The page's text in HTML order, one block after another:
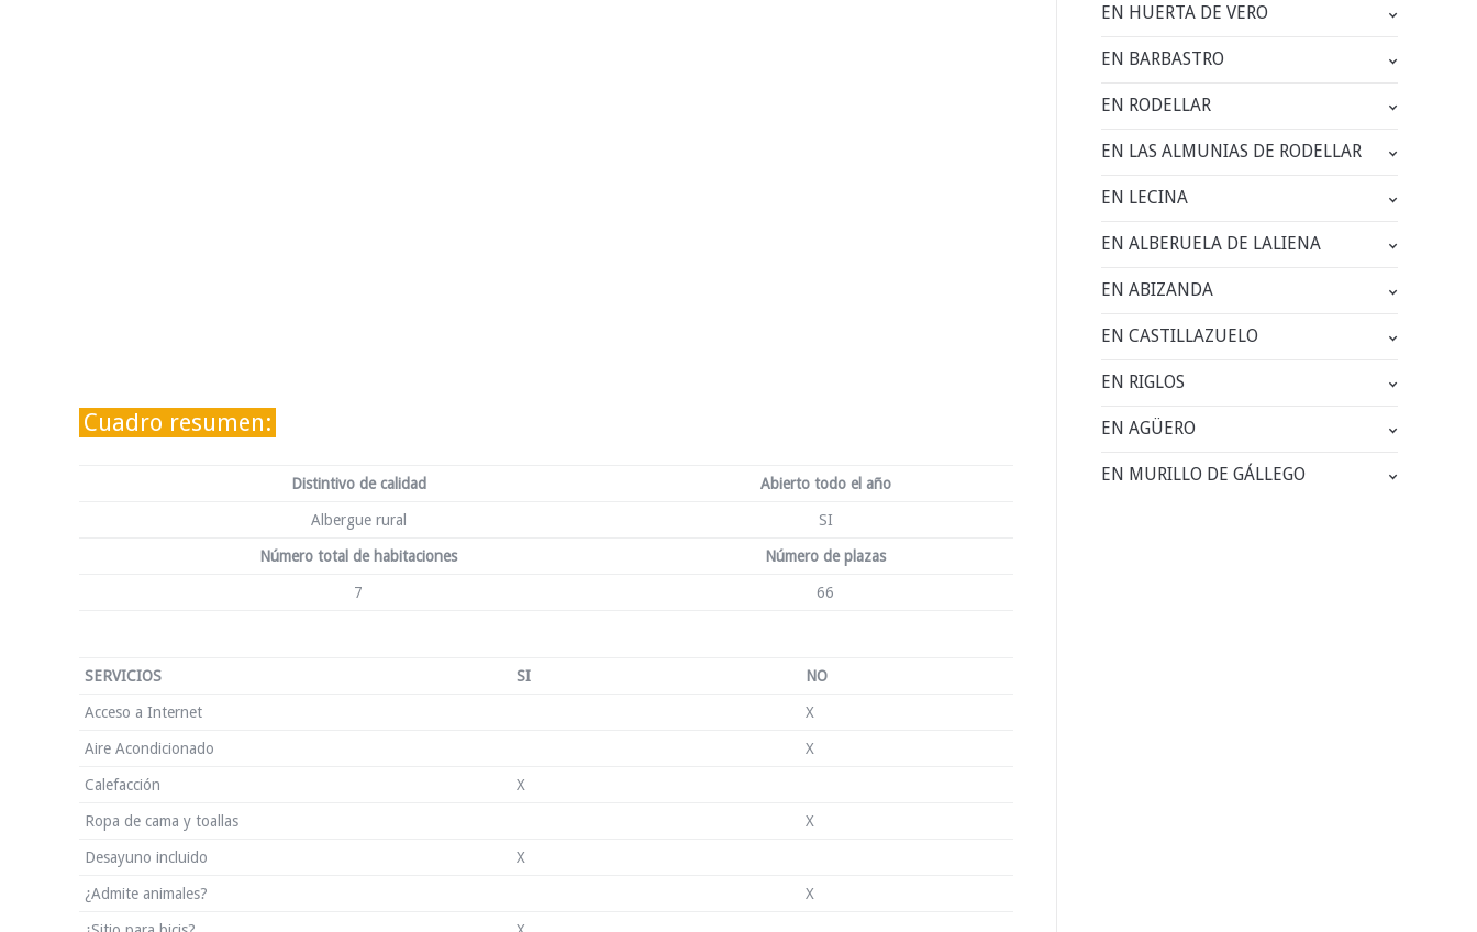
Cuadro resumen:
Distintivo de calidad Abierto todo el año
Albergue rural SI
Número total de habitaciones Número de plazas
7 66
SERVICIOS SI NO
Acceso a Internet X
Aire Acondicionado X
Calefacción X
Ropa de cama y toallas X
Desayuno incluido X
¿Admite animales? X
EN HUERTA DE VERO
EN BARBASTRO
EN RODELLAR
EN LAS ALMUNIAS DE RODELLAR
EN LECINA
EN ALBERUELA DE LALIENA
EN ABIZANDA
EN CASTILLAZUELO
EN RIGLOS
EN AGÜERO
EN MURILLO DE GÁLLEGO